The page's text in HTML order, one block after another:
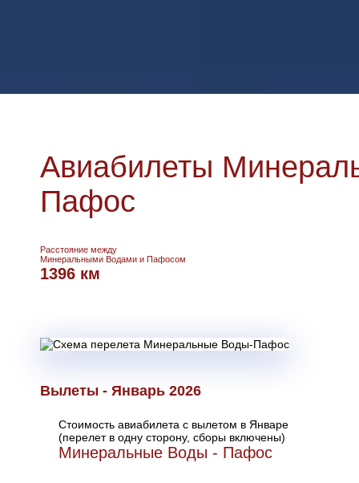
Авиабилеты
Пафос
Расстояние между
Минеральными Водами и Пафосом
1396 км
Вылеты - Январь 2026
Стоимость авиабилета с вылетом в Январе
(перелет в одну сторону, сборы включены)
Минеральные Воды - Пафос